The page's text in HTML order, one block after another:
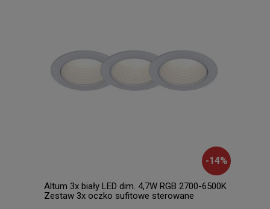
-14%
Altum 3x biały LED dim. 4,7W RGB 2700-6500K
Zestaw 3x oczko sufitowe sterowane